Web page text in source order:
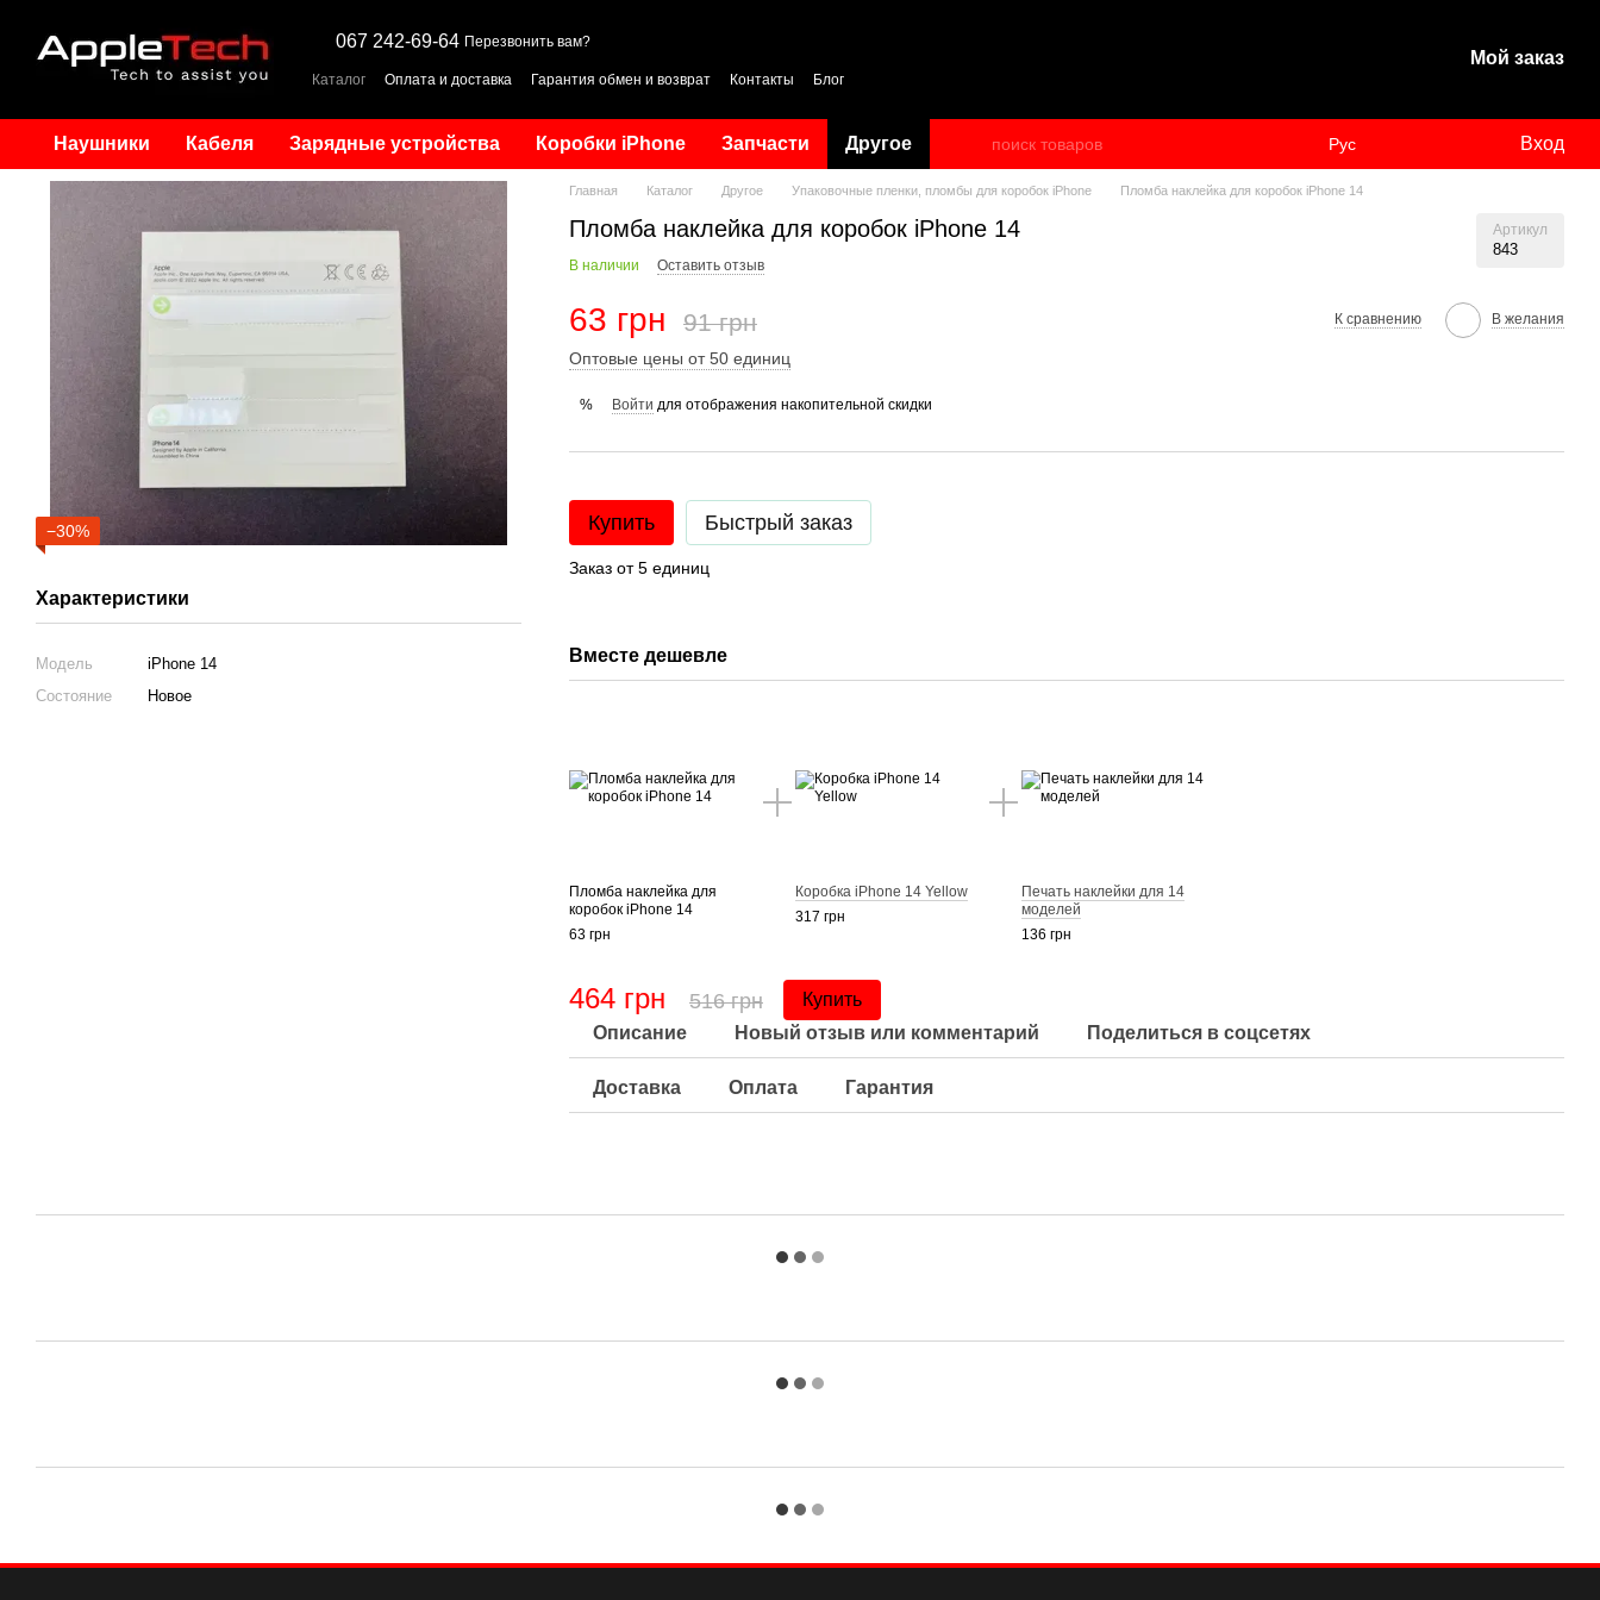
067 242-69-64 Перезвонить вам?
Каталог Оплата и доставка Гарантия обмен и возврат Контакты Блог
Мой заказ
Наушники Кабеля Зарядные устройства Коробки iPhone Запчасти Другое Рус Вход
−30%
Характеристики
Модель
iPhone 14
Состояние
Новое
Главная Каталог Другое Упаковочные пленки, пломбы для коробок iPhone Пломба наклейка для коробок iPhone 14
Пломба наклейка для коробок iPhone 14 Артикул
843
В наличии Оставить отзыв
63 грн 91 грн К сравнению В желания
Оптовые цены от 50 единиц
% Войти для отображения накопительной скидки
Купить Быстрый заказ
Заказ от 5 единиц
Вместе дешевле
Пломба наклейка для
коробок iPhone 14
63 грн
Коробка iPhone 14 Yellow
317 грн
Печать наклейки для 14
моделей
136 грн
464 грн 516 грн
Купить
Описание
Новый отзыв или комментарий Поделиться в соцсетях
Доставка Оплата Гарантия